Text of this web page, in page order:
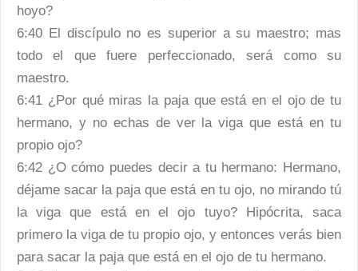
hoyo?
6:40 El discípulo no es superior a su maestro; mas
todo el que fuere perfeccionado, será como su
maestro.
6:41 ¿Por qué miras la paja que está en el ojo de tu
hermano, y no echas de ver la viga que está en tu
propio ojo?
6:42 ¿O cómo puedes decir a tu hermano: Hermano,
déjame sacar la paja que está en tu ojo, no mirando tú
la viga que está en el ojo tuyo? Hipócrita, saca
primero la viga de tu propio ojo, y entonces verás bien
para sacar la paja que está en el ojo de tu hermano.